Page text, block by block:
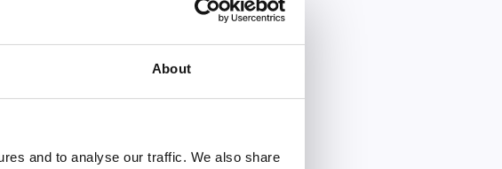
About
and to analyse our traffic. We also share
i